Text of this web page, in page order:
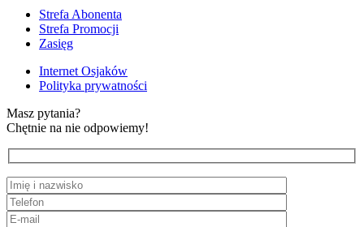
Strefa Abonenta
Strefa Promocji
Zasięg
Internet Osjaków
Polityka prywatności
Masz pytania?
Chętnie na nie odpowiemy!